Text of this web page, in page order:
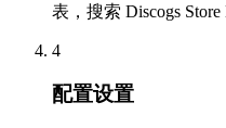
表，搜索 Discogs Store
4
配置设置